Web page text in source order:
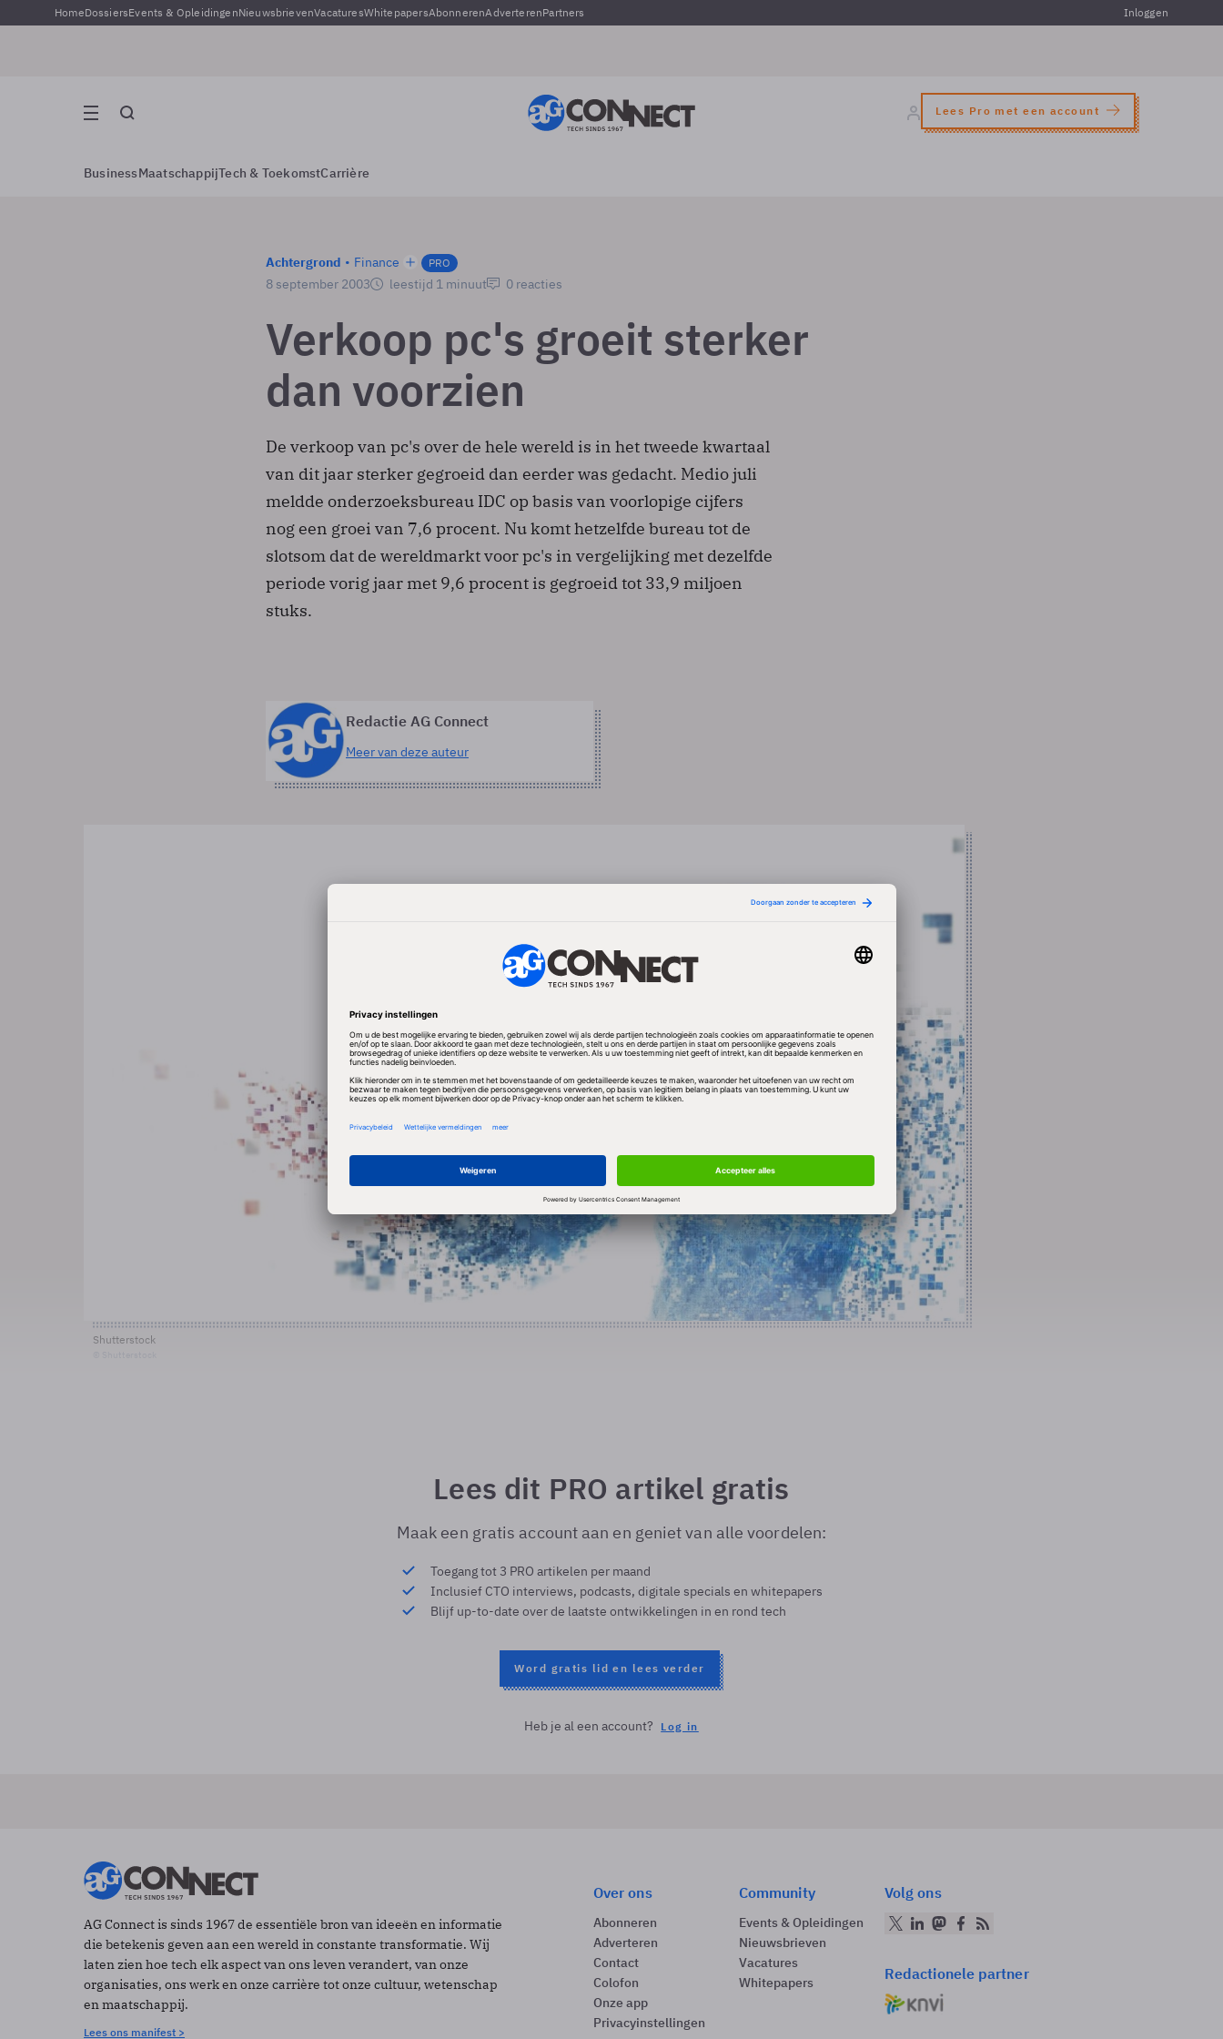
HomeDossiersEvents & OpleidingenNieuwsbrievenVacaturesWhitepapersAbonnerenAdverterenPartners Inloggen
Lees Pro met een account
BusinessMaatschappijTech & ToekomstCarrière
Achtergrond Finance PRO
8 september 2003 leestijd 1 minuut 0 reacties
Verkoop pc's groeit sterker
dan voorzien
De verkoop van pc's over de hele wereld is in het tweede kwartaal
van dit jaar sterker gegroeid dan eerder was gedacht. Medio juli
meldde onderzoeksbureau IDC op basis van voorlopige cijfers
nog een groei van 7,6 procent. Nu komt hetzelfde bureau tot de
slotsom dat de wereldmarkt voor pc's in vergelijking met dezelfde
periode vorig jaar met 9,6 procent is gegroeid tot 33,9 miljoen
stuks.
Redactie AG Connect
Meer van deze auteur
Shutterstock
Lees dit PRO artikel gratis
Maak een gratis account aan en geniet van alle voordelen:
Toegang tot 3 PRO artikelen per maand
Inclusief CTO interviews, podcasts, digitale specials en whitepapers
Blijf up-to-date over de laatste ontwikkelingen in en rond tech
Word gratis lid en lees verder
Heb je al een account? Log in
AG Connect is sinds 1967 de essentiële bron van ideeën en informatie
die betekenis geven aan een wereld in constante transformatie. Wij
laten zien hoe tech elk aspect van ons leven verandert, van onze
organisaties, ons werk en onze carrière tot onze cultuur, wetenschap
en maatschappij.
Lees ons manifest >
Over ons
Abonneren
Adverteren
Contact
Colofon
Onze app
Privacyinstellingen
Community
Events & Opleidingen
Nieuwsbrieven
Vacatures
Whitepapers
Volg ons
Redactionele partner